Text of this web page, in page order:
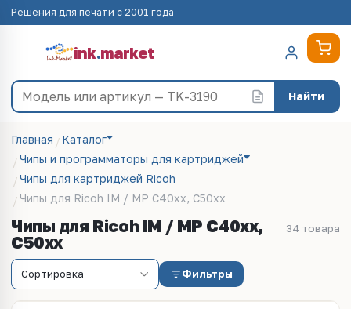
Решения для печати с 2001 года
ink.market
Найти
Главная
Каталог
Чипы и программаторы для картриджей
Чипы для картриджей Ricoh
Чипы для Ricoh IM / MP C40xx, C50xx
Чипы для Ricoh IM / MP C40xx,
C50xx
34 товара
Фильтры